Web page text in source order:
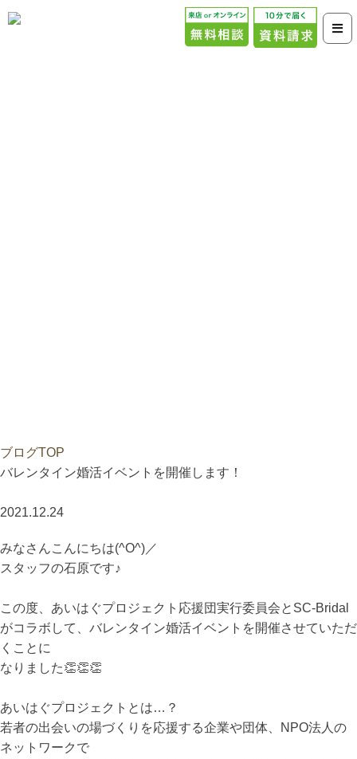
ブログTOP
バレンタイン婚活イベントを開催します！
2021.12.24
みなさんこんにちは(^O^)／
スタッフの石原です♪
この度、あいはぐプロジェクト応援団実行委員会とSC-Bridal
がコラボして、バレンタイン婚活イベントを開催させていただ
くことに
なりました👏👏👏
あいはぐプロジェクトとは…？
若者の出会いの場づくりを応援する企業や団体、NPO法人の
ネットワークで